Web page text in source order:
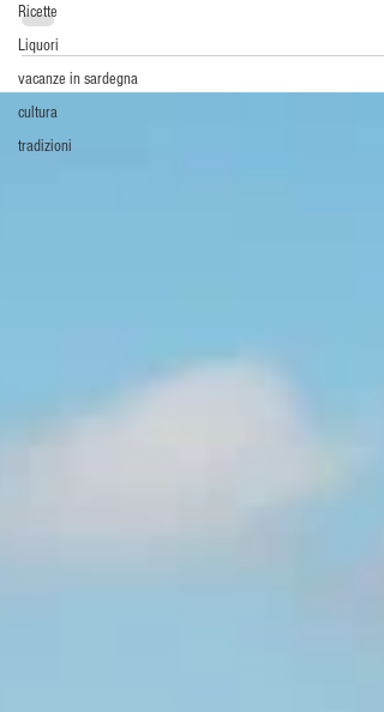
Ricette
Liquori
vacanze in sardegna
cultura
tradizioni